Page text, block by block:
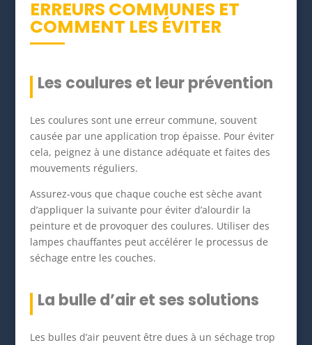
ERREURS COMMUNES ET
COMMENT LES ÉVITER
Les coulures et leur prévention
Les coulures sont une erreur commune, souvent
causée par une application trop épaisse. Pour éviter
cela, peignez à une distance adéquate et faites des
mouvements réguliers.
Assurez-vous que chaque couche est sèche avant
d’appliquer la suivante pour éviter d’alourdir la
peinture et de provoquer des coulures. Utiliser des
lampes chauffantes peut accélérer le processus de
séchage entre les couches.
La bulle d’air et ses solutions
Les bulles d’air peuvent être dues à un séchage trop